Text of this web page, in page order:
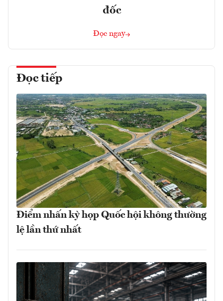
đốc
Đọc ngay
Đọc tiếp
Điểm nhấn kỳ họp Quốc hội không thường
lệ lần thứ nhất